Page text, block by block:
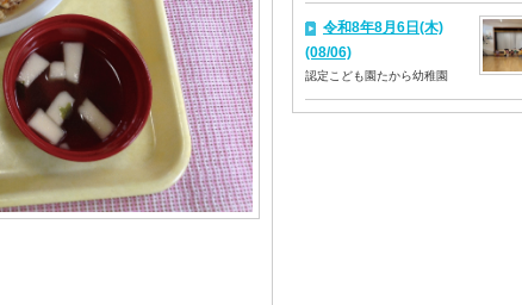
令和8年8月6日(木)
(08/06)
認定こども園たから幼稚園